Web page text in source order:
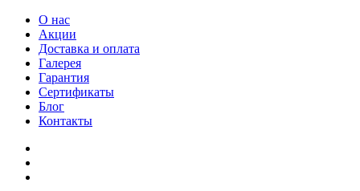
О нас
Акции
Доставка и оплата
Галерея
Гарантия
Сертификаты
Блог
Контакты